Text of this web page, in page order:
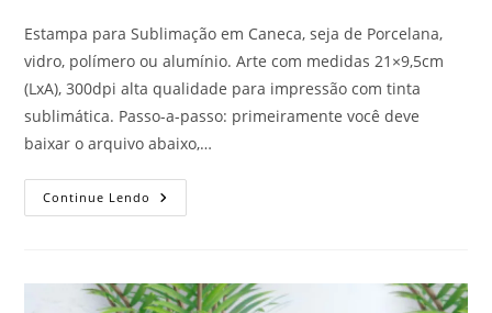
Estampa para Sublimação em Caneca, seja de Porcelana,
vidro, polímero ou alumínio. Arte com medidas 21×9,5cm
(LxA), 300dpi alta qualidade para impressão com tinta
sublimática. Passo-a-passo: primeiramente você deve
baixar o arquivo abaixo,…
Continue Lendo ESTAMPA
CANECA
MUNDO
COM